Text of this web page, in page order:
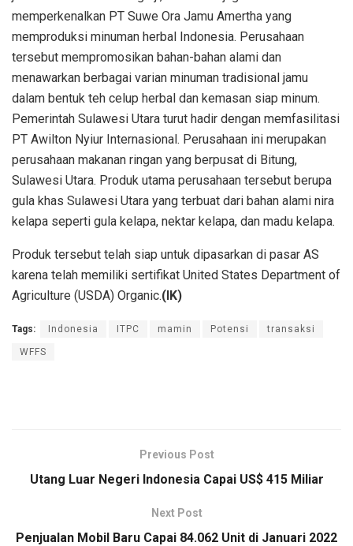
memperkenalkan PT Suwe Ora Jamu Amertha yang
memproduksi minuman herbal Indonesia. Perusahaan
tersebut mempromosikan bahan-bahan alami dan
menawarkan berbagai varian minuman tradisional jamu
dalam bentuk teh celup herbal dan kemasan siap minum.
Pemerintah Sulawesi Utara turut hadir dengan memfasilitasi
PT Awilton Nyiur Internasional. Perusahaan ini merupakan
perusahaan makanan ringan yang berpusat di Bitung,
Sulawesi Utara. Produk utama perusahaan tersebut berupa
gula khas Sulawesi Utara yang terbuat dari bahan alami nira
kelapa seperti gula kelapa, nektar kelapa, dan madu kelapa.
Produk tersebut telah siap untuk dipasarkan di pasar AS
karena telah memiliki sertifikat United States Department of
Agriculture (USDA) Organic.(IK)
Tags: Indonesia ITPC mamin Potensi transaksi
WFFS
Previous Post
Utang Luar Negeri Indonesia Capai US$ 415 Miliar
Next Post
Penjualan Mobil Baru Capai 84.062 Unit di Januari 2022